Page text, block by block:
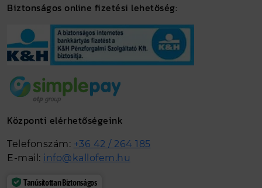
Biztonságos online fizetési lehetőség:
Központi elérhetőségeink
Telefonszám: +36 42 / 264 185
E-mail: info@kallofem.hu
Tanúsítottan Biztonságos